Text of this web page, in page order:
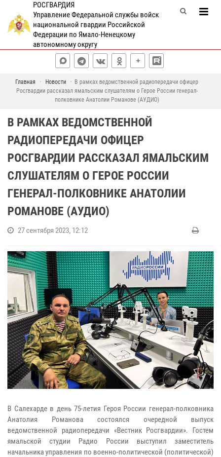
РОСГВАРДИЯ
Управление Федеральной службы войск
национальной гвардии Российской
Федерации по Ямало-Ненецкому
автономному округу
Главная Новости
В рамках ведомственной радиопередачи офицер
Росгвардии рассказал ямальским слушателям о Герое России генерал-
полковнике Анатолии Романове (АУДИО)
В РАМКАХ ВЕДОМСТВЕННОЙ
РАДИОПЕРЕДАЧИ ОФИЦЕР
РОСГВАРДИИ РАССКАЗАЛ ЯМАЛЬСКИМ
СЛУШАТЕЛЯМ О ГЕРОЕ РОССИИ
ГЕНЕРАЛ-ПОЛКОВНИКЕ АНАТОЛИИ
РОМАНОВЕ (АУДИО)
27 сентября 2023, 12:12
В Салехарде в день 75-летия Героя России генерал-полковника
Анатолия Романова состоялся очередной выпуск
ведомственной радиопередачи «Вестник Росгвардии». Гостем
ямальской студии Радио России выступил заместитель
начальника управления по военно-политической (политической)